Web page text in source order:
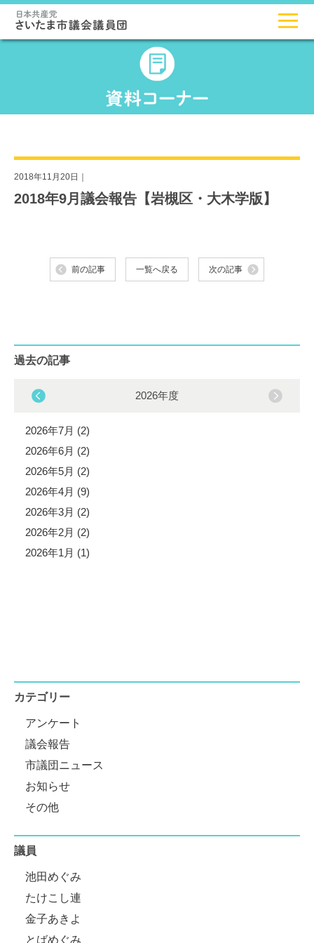
2018年11月20日｜
2018年9月議会報告【岩槻区・大木学版】
前の記事 一覧へ戻る 次の記事
過去の記事
2026年度
2026年7月 (2)
2026年6月 (2)
2026年5月 (2)
2026年4月 (9)
2026年3月 (2)
2026年2月 (2)
2026年1月 (1)
カテゴリー
アンケート
議会報告
市議団ニュース
お知らせ
その他
議員
池田めぐみ
たけこし連
金子あきよ
とばめぐみ